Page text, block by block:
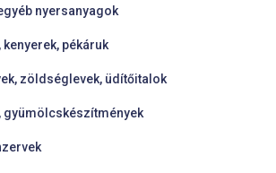
nyersanyagok
kenyerek, pékáruk
zöldséglevek, üdítőitalok
gyümölcskészítmények